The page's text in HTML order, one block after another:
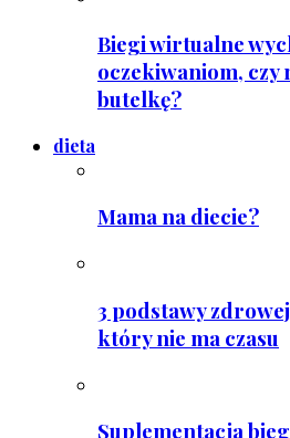
Biegi wirtualne
oczekiwaniom, czy
butelkę?
dieta
Mama na diecie?
3 podstawy
który nie ma czasu
Suplementacja